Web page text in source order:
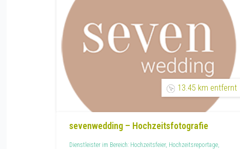
13.45 km entfernt
sevenwedding – Hochzeitsfotografie
Dienstleister im Bereich: Hochzeitsfeier, Hochzeitsreportage,